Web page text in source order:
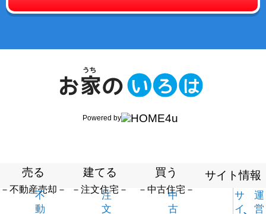
Powered by
売る
－不動産売却－
不
動
建てる
－注文住宅－
注
文
買う
－中古住宅－
中
古
サイト情報
サ
イ
運
営